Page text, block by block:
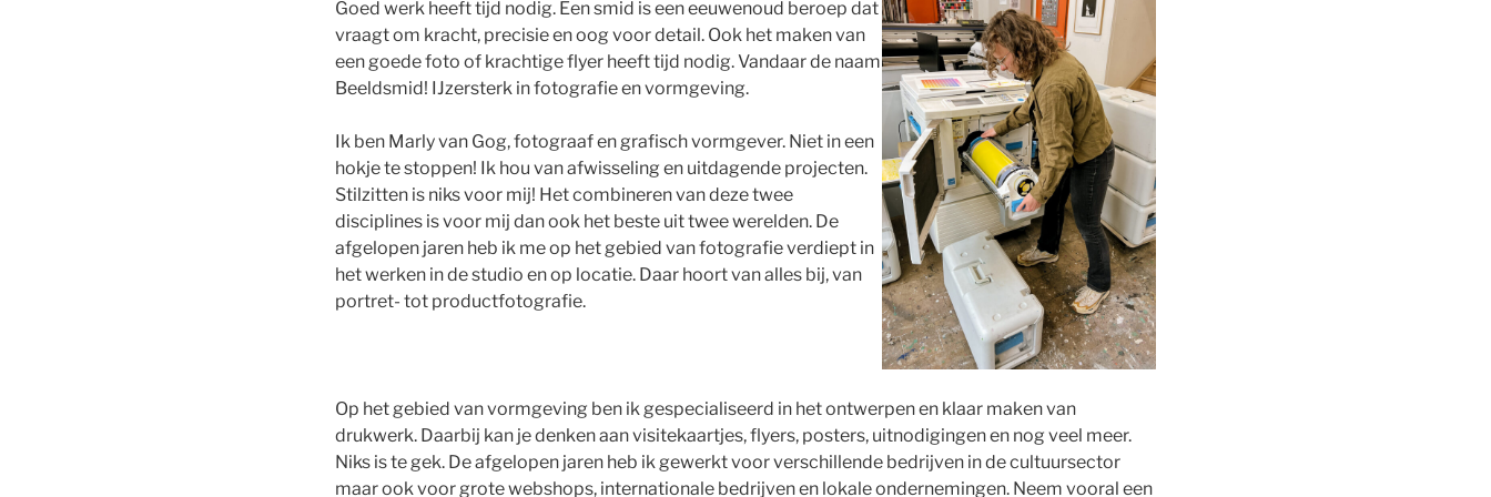
Goed werk heeft tijd nodig. Een smid is een eeuwenoud beroep dat
vraagt om kracht, precisie en oog voor detail. Ook het maken van
een goede foto of krachtige flyer heeft tijd nodig. Vandaar de naam
Beeldsmid! IJzersterk in fotografie en vormgeving.
Ik ben Marly van Gog, fotograaf en grafisch vormgever. Niet in een
hokje te stoppen! Ik hou van afwisseling en uitdagende projecten.
Stilzitten is niks voor mij! Het combineren van deze twee
disciplines is voor mij dan ook het beste uit twee werelden. De
afgelopen jaren heb ik me op het gebied van fotografie verdiept in
het werken in de studio en op locatie. Daar hoort van alles bij, van
portret- tot productfotografie.
Op het gebied van vormgeving ben ik gespecialiseerd in het ontwerpen en klaar maken van
drukwerk. Daarbij kan je denken aan visitekaartjes, flyers, posters, uitnodigingen en nog veel meer.
Niks is te gek. De afgelopen jaren heb ik gewerkt voor verschillende bedrijven in de cultuursector
maar ook voor grote webshops, internationale bedrijven en lokale ondernemingen. Neem vooral een